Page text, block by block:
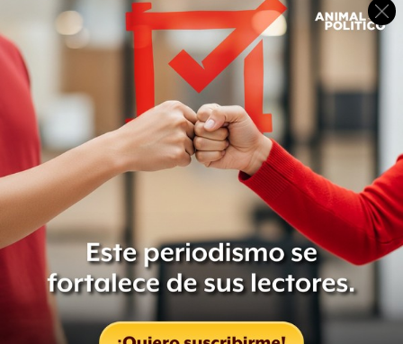
Está el caso de la sección 591 —que abarca las Unidades
Habitacionales Culhuacán sección 6, la Unidad
Habitacional CTM VI Culhuacán y la colonia Presidentes
Ejidales—, que era parte del padrón de beneficiarios del
Programa “Tu Unidad Sin Goteras” y acumuló cuatro
denuncias ciudadanas de compra y coacción al voto
reportadas en la plataformaDemocracia sin Pobrezay de
Vecinos Unidos de Coyoacán, organizaciones ciudadanas
que se dedicaron a documentar irregularidades en las
pasadas elecciones.
Otra de las colonias en las que hubo este tipo de
denuncias ciudadanas de compra del voto con
programas sociales fue Villa Panamericana, según
dijeronhabitantes de la zona.